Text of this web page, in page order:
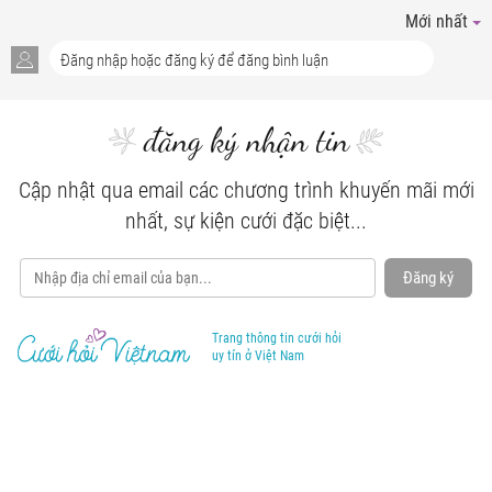
Mới nhất
đăng ký nhận tin
Cập nhật qua email các chương trình khuyến mãi mới
nhất, sự kiện cưới đặc biệt...
Đăng ký
Trang thông tin cưới hỏi
uy tín ở Việt Nam